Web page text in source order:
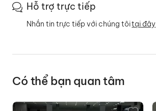
Hỗ trợ trực tiếp
Nhắn tin trực tiếp với chúng tôitại đây
Có thể bạn quan tâm